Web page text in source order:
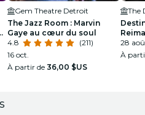
Gem Theatre Detroit
The Jazz Room : Marvin
Gaye au cœur du soul
4.8
(211)
16 oct.
À partir de 36,00 $US
The
28
À